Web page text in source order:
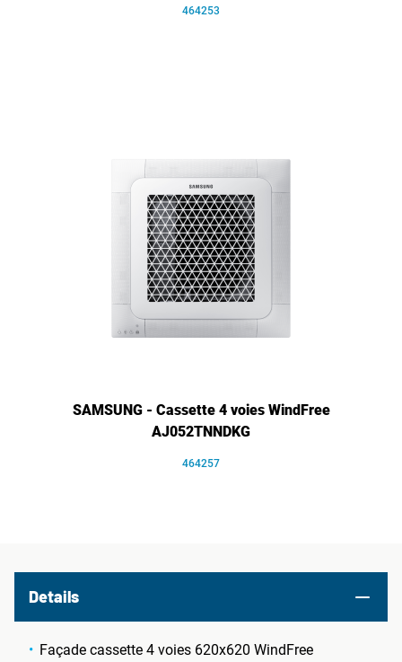
464253
SAMSUNG - Cassette 4 voies WindFree
AJ052TNNDKG
464257
Details
Façade cassette 4 voies 620x620 WindFree